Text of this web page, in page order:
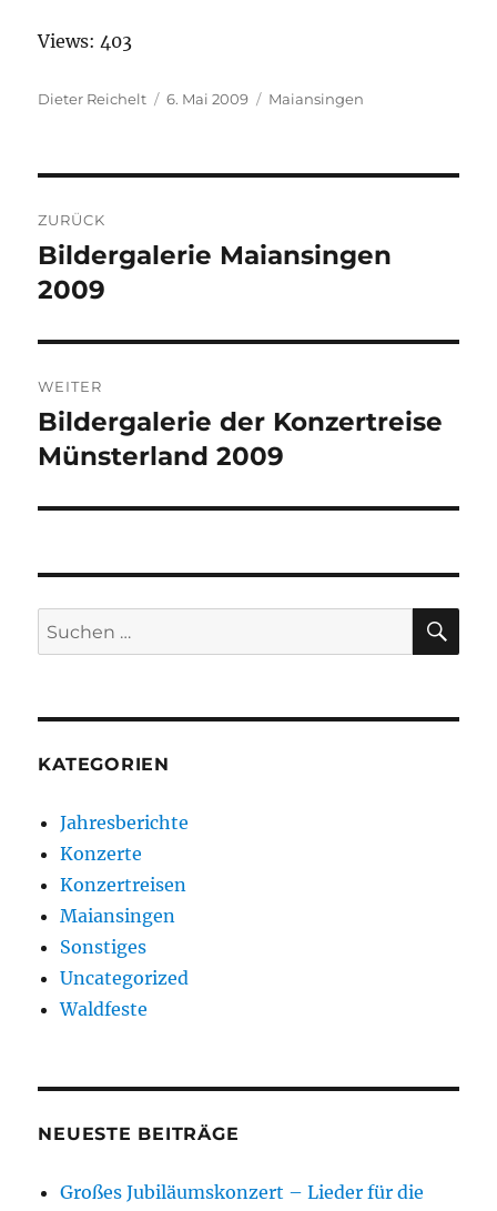
Views: 403
Autor
Dieter Reichelt
Veröffentlicht
6. Mai 2009 Kategorien
Maiansingen
ZURÜCK
Vorheriger
Beitrag:
Bildergalerie Maiansingen
2009
WEITER
Nächster
Beitrag:
Bildergalerie der Konzertreise
Münsterland 2009
Suchen
nach:
KATEGORIEN
Jahresberichte
Konzerte
Konzertreisen
Maiansingen
Sonstiges
Uncategorized
Waldfeste
NEUESTE BEITRÄGE
Großes Jubiläumskonzert – Lieder für die